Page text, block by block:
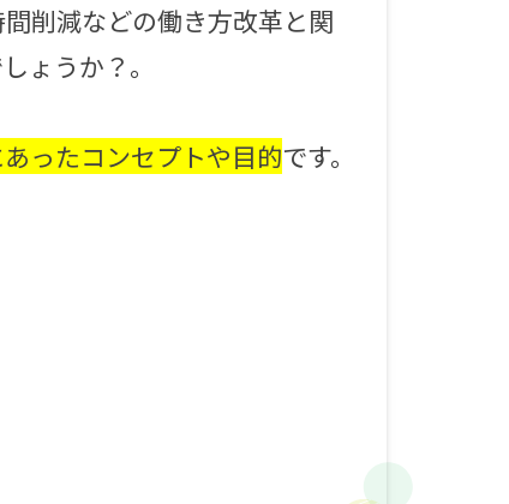
削減などの働き方改革と関
ょうか？。
ったコンセプトや目的です。